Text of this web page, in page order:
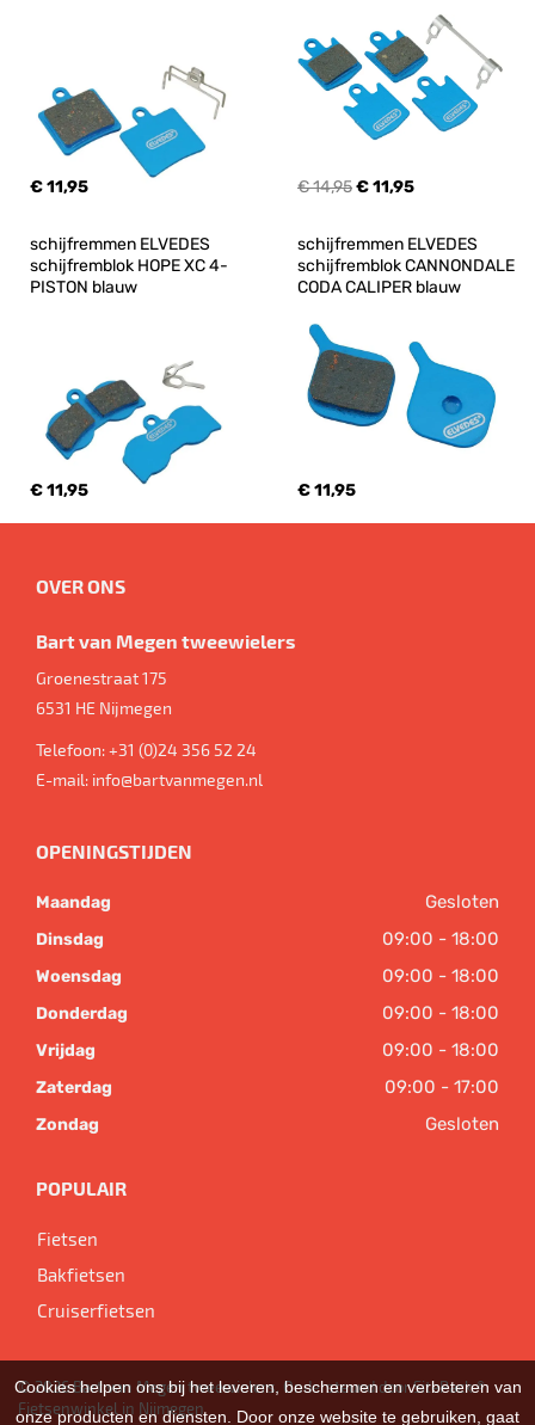
€ 11,95 € 14,95€ 11,95
schijfremmen ELVEDES
schijfremblok HOPE XC 4-
PISTON blauw
€ 11,95
schijfremmen ELVEDES
schijfremblok CANNONDALE
CODA CALIPER blauw
€ 11,95
OVER ONS
Bart van Megen tweewielers
Groenestraat 175
6531 HE Nijmegen
Telefoon:+31 (0)24 356 52 24
E-mail: info@bartvanmegen.nl
OPENINGSTIJDEN
Maandag Gesloten
Dinsdag 09:00 - 18:00
Woensdag 09:00 - 18:00
Donderdag 09:00 - 18:00
Vrijdag 09:00 - 18:00
Zaterdag 09:00 - 17:00
Zondag Gesloten
POPULAIR
Fietsen
Bakfietsen
Cruiserfietsen
© 2026 Bart van Megen tweewielers. Ondersteund doorSitePack ®
Fietsenwinkel in Nijmegen
Cookies helpen ons bij het leveren, beschermen en verbeteren van
onze producten en diensten. Door onze website te gebruiken, gaat